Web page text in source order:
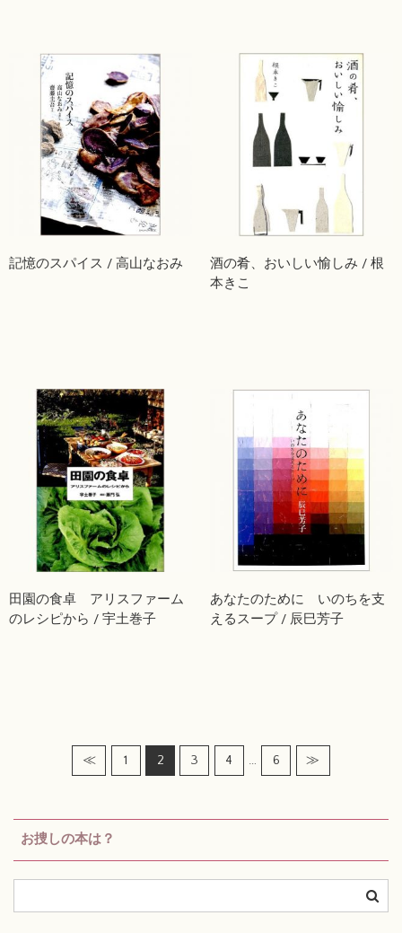
記憶のスパイス / 高山なおみ
酒の肴、おいしい愉しみ / 根
本きこ
田園の食卓 アリスファーム
のレシピから / 宇土巻子
あなたのために いのちを支
えるスープ / 辰巳芳子
≪ 1 2 3 4 … 6 ≫
お捜しの本は？